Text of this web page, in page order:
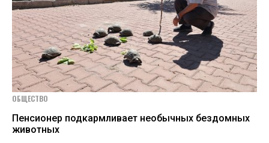
ОБЩЕСТВО
Пенсионер подкармливает необычных бездомных
животных